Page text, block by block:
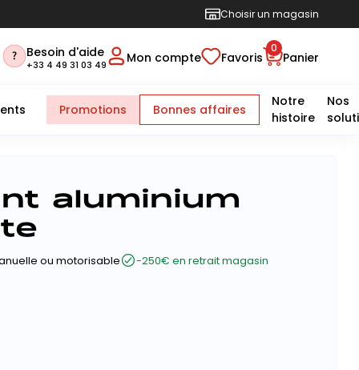
Choisir un magasin
Besoin d'aide
+33 4 49 31 03 49 Mon compte Favoris
0
Panier
Promotions Bonnes affaires
Notre
histoire
Nos
aluminium
ou motorisable -250€ en retrait magasin